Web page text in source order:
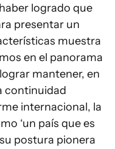
logrado que
presentar un
muestra
en el panorama
mantener, en
continuidad
internacional, la
‘un país que es
postura pionera